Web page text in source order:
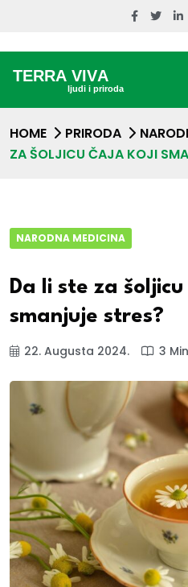
HOME PRIRODA
ZA ŠOLJICU ČAJA KOJI
NARODNA MEDICINA
Da li ste za
smanjuje stres?
22. Augusta 2024. 3